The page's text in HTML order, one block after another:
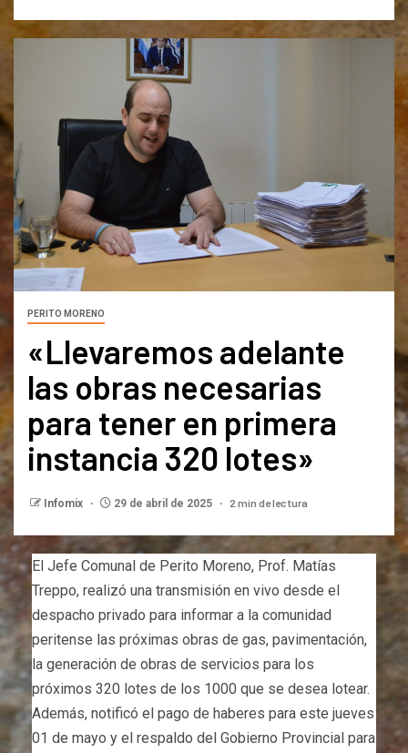
PERITO MORENO
«Llevaremos adelante
las obras necesarias
para tener en primera
instancia 320 lotes»
Infomix 29 de abril de 2025 2 min de lectura
El Jefe Comunal de Perito Moreno, Prof. Matías
Treppo, realizó una transmisión en vivo desde el
despacho privado para informar a la comunidad
peritense las próximas obras de gas, pavimentación,
la generación de obras de servicios para los
próximos 320 lotes de los 1000 que se desea lotear.
Además, notificó el pago de haberes para este jueves
01 de mayo y el respaldo del Gobierno Provincial para